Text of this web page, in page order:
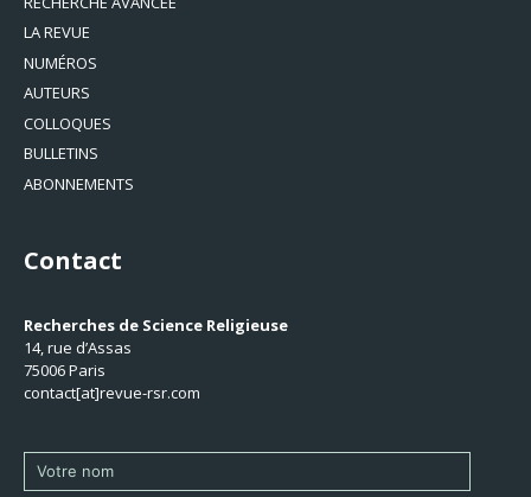
LA REVUE
NUMÉROS
AUTEURS
COLLOQUES
BULLETINS
ABONNEMENTS
Contact
Recherches de Science Religieuse
14, rue d’Assas
75006 Paris
contact[at]revue-rsr.com